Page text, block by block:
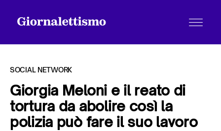
Tutti gli articoli
SOCIAL NETWORK
Giorgia Meloni e il reato di
tortura da abolire così la
polizia può fare il suo lavoro